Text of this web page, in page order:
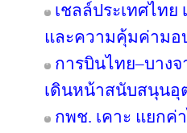
เชลล์ประเทศไทย
และความคุ้มค่ามอ
การบินไทย–บาง
เดินหน้าสนับสนุนอุ
กพช. เคาะ แยก